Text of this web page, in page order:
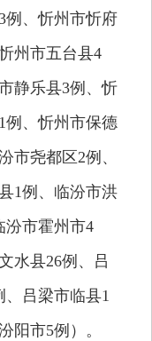
例、忻州市忻府
州市五台县4
静乐县3例、忻
例、忻州市保德
市尧都区2例、
1例、临汾市洪
汾市霍州市4
水县26例、吕
、吕梁市临县1
阳市5例）。